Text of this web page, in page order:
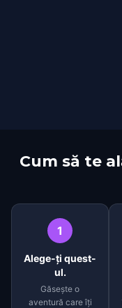
Cum să te
1
Alege-ți quest-
ul.
Găsește o
aventură care îți